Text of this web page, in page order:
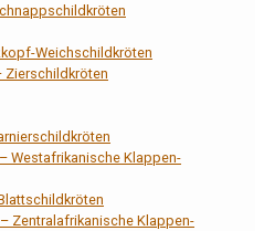
Weichschildkröten
Zierschildkröten
Westafrikanische Klappen-
Zentralafrikanische Klappen-